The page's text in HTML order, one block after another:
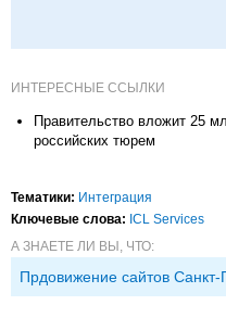
ИНТЕРЕСНЫЕ ССЫЛКИ
Правительство вложит 25
российских тюрем
Тематики: Интеграция
Ключевые слова: ICL Services
А ЗНАЕТЕ ЛИ ВЫ, ЧТО:
Прдовижение сайтов Санкт-